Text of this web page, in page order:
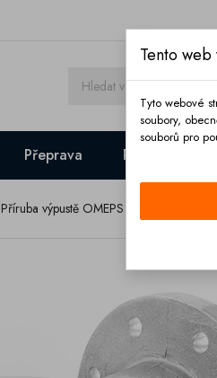
Přeprava Platba
Příruba výpustě OMEPS
Tento
Tyto webové
soubory,
souborů pro